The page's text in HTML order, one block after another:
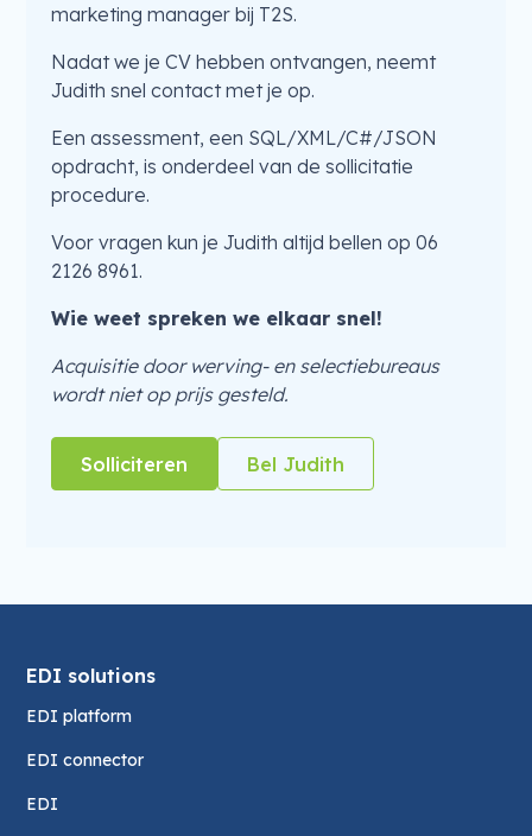
marketing manager bij T2S.
Nadat we je CV hebben ontvangen, neemt
Judith snel contact met je op.
Een assessment, een SQL/XML/C#/JSON
opdracht, is onderdeel van de sollicitatie
procedure.
Voor vragen kun je Judith altijd bellen op 06
2126 8961.
Wie weet spreken we elkaar snel!
Acquisitie door werving- en selectiebureaus
wordt niet op prijs gesteld.
Solliciteren Bel Judith
EDI solutions
EDI platform
EDI connector
EDI